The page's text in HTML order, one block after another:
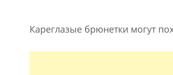
Кареглазые брюнетки могут